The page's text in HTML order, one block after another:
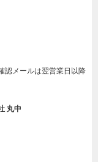
認メールは翌営業日以降
丸中